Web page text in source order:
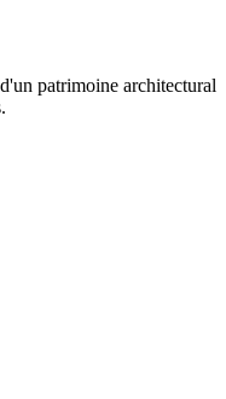
patrimoine architectural